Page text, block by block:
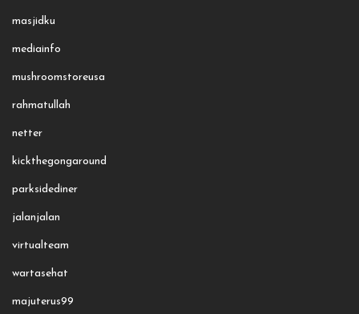
masjidku
mediainfo
mushroomstoreusa
rahmatullah
netter
kickthegongaround
parksidediner
jalanjalan
virtualteam
wartasehat
majuterus99